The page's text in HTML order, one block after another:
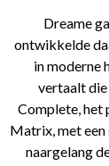
Dreame
ontwikkelde
in moderne
vertaalt die
Complete, het
Matrix, met
naargelang